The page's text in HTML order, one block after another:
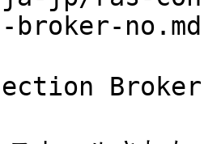
broker-
Broker